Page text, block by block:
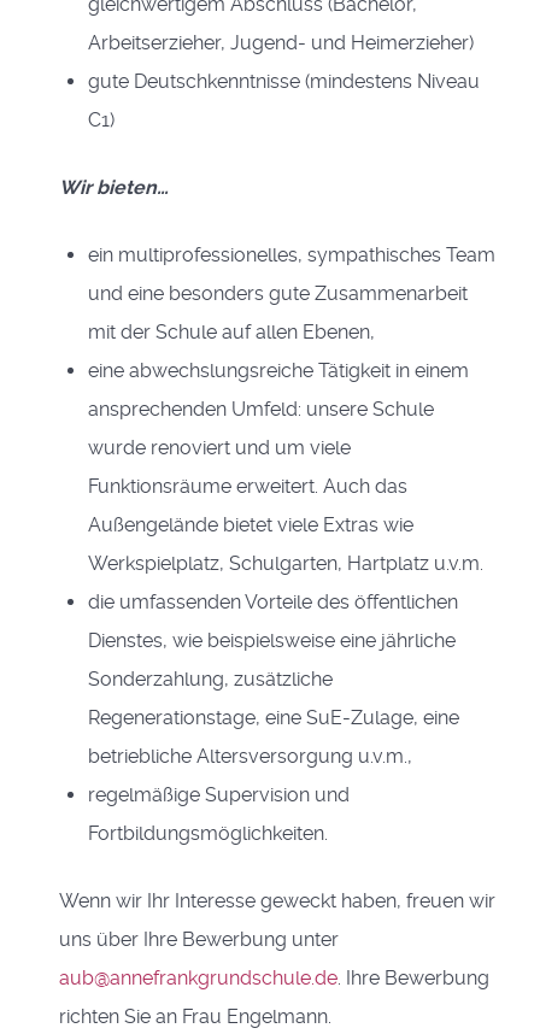
Arbeitserzieher, Jugend- und Heimerzieher)
gute Deutschkenntnisse (mindestens Niveau
C1)
Wir bieten…
ein multiprofessionelles, sympathisches Team
und eine besonders gute Zusammenarbeit
mit der Schule auf allen Ebenen,
eine abwechslungsreiche Tätigkeit in einem
ansprechenden Umfeld: unsere Schule
wurde renoviert und um viele
Funktionsräume erweitert. Auch das
Außengelände bietet viele Extras wie
Werkspielplatz, Schulgarten, Hartplatz u.v.m.
die umfassenden Vorteile des öffentlichen
Dienstes, wie beispielsweise eine jährliche
Sonderzahlung, zusätzliche
Regenerationstage, eine SuE-Zulage, eine
betriebliche Altersversorgung u.v.m.,
regelmäßige Supervision und
Fortbildungsmöglichkeiten.
Wenn wir Ihr Interesse geweckt haben, freuen wir
uns über Ihre Bewerbung unter
aub@annefrankgrundschule.de. Ihre Bewerbung
richten Sie an Frau Engelmann.